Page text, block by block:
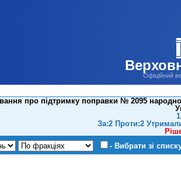
Офіційний
про підтримку поправки № 2095
За:2 Проти:2
- Вибрати зі